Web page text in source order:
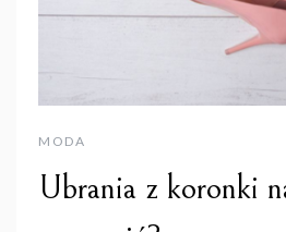
MODA
Ubrania z koronki